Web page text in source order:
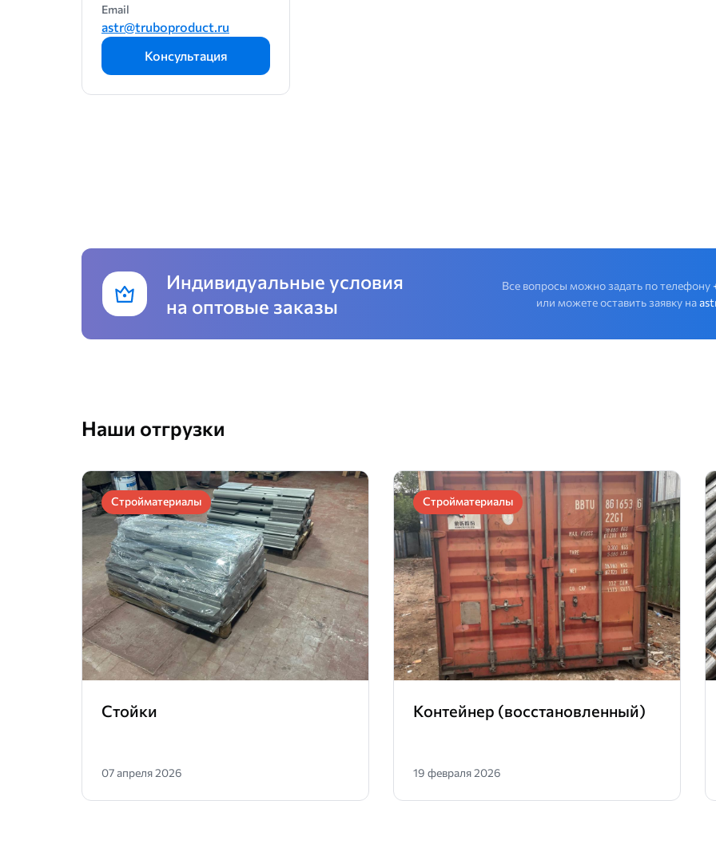
Email
astr@truboproduct.ru
Консультация
Индивидуальные условия
на оптовые заказы
Все вопросы можно задать по телефону
или можете оставить заявку на
Наши отгрузки
Стройматериалы
Стойки
07 апреля 2026
Стройматериалы
Контейнер (восстановленный)
19 февраля 2026